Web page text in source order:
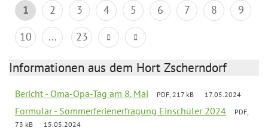
1 2 3 4 5 6 7 8
9
10
... 23
Informationen aus dem Hort Zscherndorf
Bericht - Oma-Opa-Tag am 8. Mai PDF, 217 kB 17.05.2024
Formular - Sommerferienerfragung Einschüler 2024
PDF,
73 kB
15.05.2024